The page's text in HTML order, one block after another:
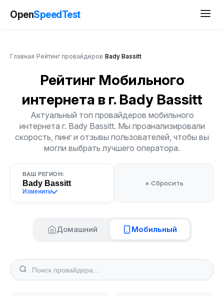
OpenSpeedTest
Главная Рейтинг провайдеров Bady Bassitt
Рейтинг Мобильного
интернета в г. Bady Bassitt
Актуальный топ провайдеров мобильного
интернета г. Bady Bassitt. Мы проанализировали
скорость, пинг и отзывы пользователей, чтобы вы
могли выбрать лучшего оператора.
ВАШ РЕГИОН:
Bady Bassitt
Изменить
× Сбросить
Домашний Мобильный